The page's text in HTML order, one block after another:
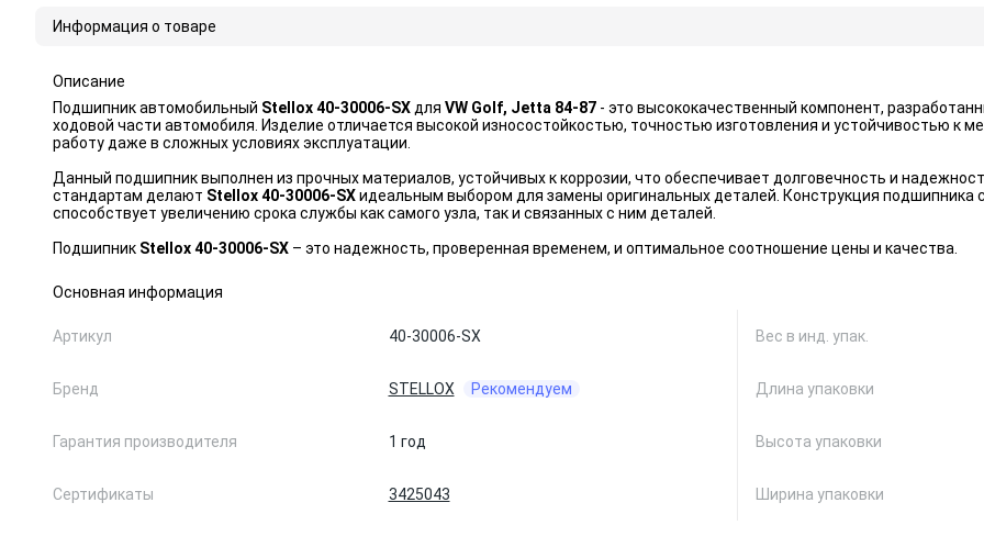
Информация о товаре
Описание
Подшипник автомобильный Stellox 40-30006-SX для VW Golf, Jetta 84-87 - это высококачественный компонент,
ходовой части автомобиля. Изделие отличается высокой износостойкостью, точностью изготовления и устойчивостью к
работу даже в сложных условиях эксплуатации.
Данный подшипник выполнен из прочных материалов, устойчивых к коррозии, что обеспечивает долговечность и
стандартам делают Stellox 40-30006-SXидеальным выбором для замены оригинальных деталей. Конструкция подшипника
способствует увеличению срока службы как самого узла, так и связанных с ним деталей.
Подшипник Stellox 40-30006-SX – это надежность, проверенная временем, и оптимальное соотношение цены и качества.
Основная информация
Артикул 40-30006-SX
Бренд STELLOX Рекомендуем
Гарантия производителя 1 год
Сертификаты 3425043
Вес в инд. упак.
Длина упаковки
Высота упаковки
Ширина упаковки